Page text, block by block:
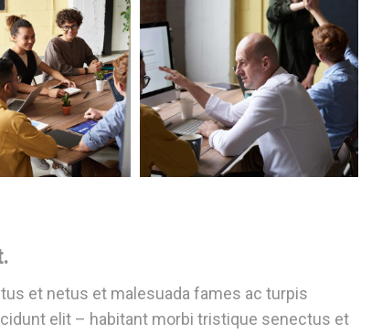
et netus et malesuada fames ac turpis
elit – habitant morbi tristique senectus et